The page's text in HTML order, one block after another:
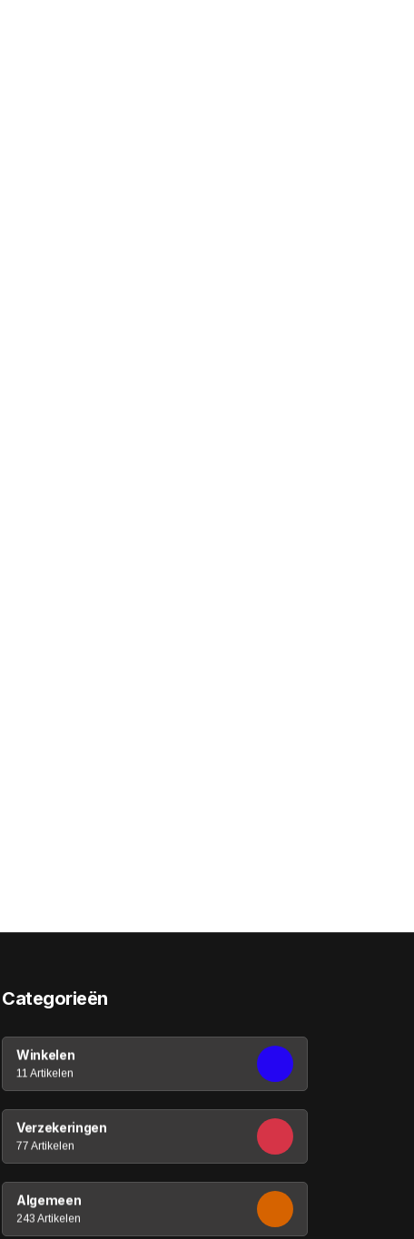
Categorieën
Winkelen
11 Artikelen
Verzekeringen
77 Artikelen
Algemeen
243 Artikelen